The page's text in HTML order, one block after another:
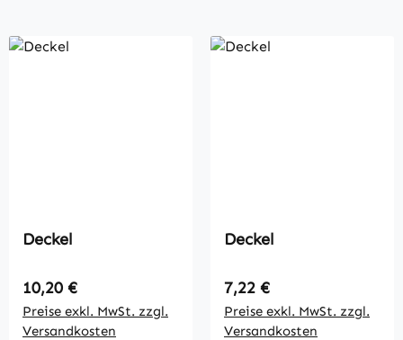
Deckel
Regulärer Preis:
10,20 €
Preise exkl. MwSt. zzgl.
Versandkosten
Deckel
Regulärer Preis:
7,22 €
Preise exkl. MwSt. zzgl.
Versandkosten